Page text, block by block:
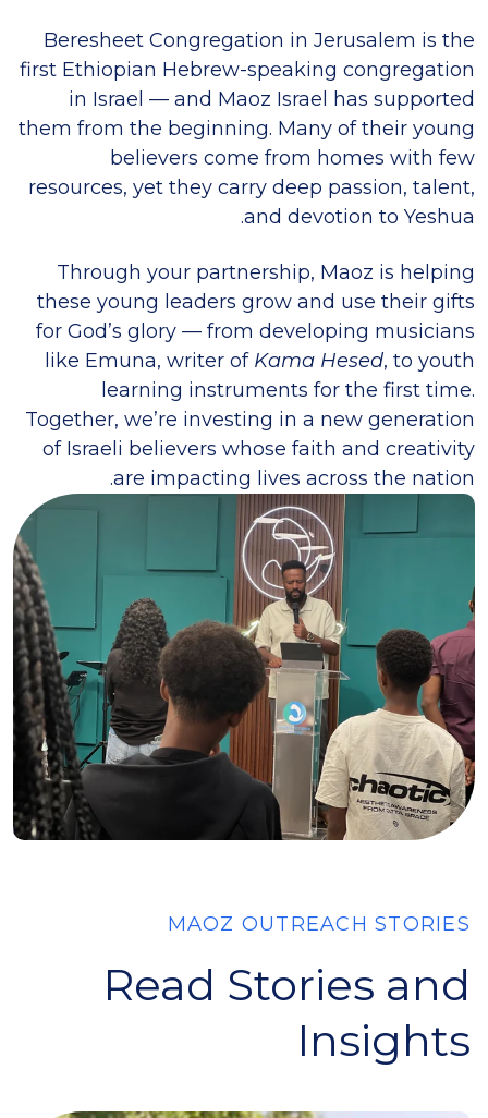
Beresheet Congregation in Jerusalem is the
first Ethiopian Hebrew-speaking congregation
in Israel — and Maoz Israel has supported
them from the beginning. Many of their young
believers come from homes with few
resources, yet they carry deep passion, talent,
and devotion to Yeshua.
Through your partnership, Maoz is helping
these young leaders grow and use their gifts
for God’s glory — from developing musicians
like Emuna, writer of Kama Hesed, to youth
learning instruments for the first time.
Together, we’re investing in a new generation
of Israeli believers whose faith and creativity
are impacting lives across the nation.
MAOZ OUTREACH STORIES
Read Stories and
Insights